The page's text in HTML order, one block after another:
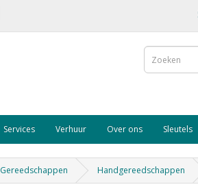
Services Verhuur Over ons Sleutels
Gereedschappen Handgereedschappen